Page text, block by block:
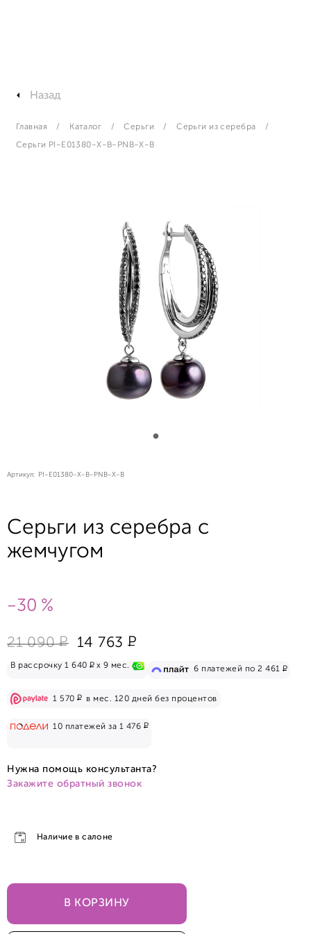
Назад
Главная Каталог Серьги Серьги из серебра
Серьги PI-E01380-X-B-PNB-X-B
Артикул: PI-E01380-X-B-PNB-X-B
Серьги из серебра с
жемчугом
-30 %
21 090 Р 14 763 Р
В рассрочку 1 640 Рx 9 мес. 6 платежей по 2 461 Р
1 570 Рв мес. 120 дней без процентов
10 платежей за 1 476 Р
Нужна помощь консультанта?
Закажите обратный звонок
Наличие в салоне
В КОРЗИНУ